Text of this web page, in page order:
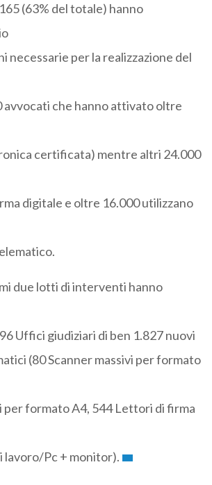
(63% del totale) hanno
necessarie per la realizzazione del
che hanno attivato oltre
certificata) mentre altri 24.000
digitale e oltre 16.000 utilizzano
due lotti di interventi hanno
Uffici giudiziari di ben 1.827 nuovi
(80 Scanner massivi per formato
per formato A4, 544 Lettori di firma
lavoro/Pc + monitor).